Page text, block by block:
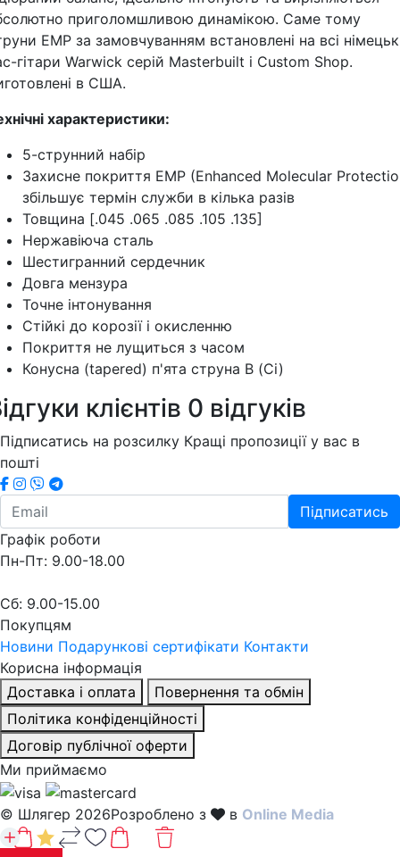
приголомшливою динамікою. Саме тому
EMP за замовчуванням встановлені на всі
гітари Warwick серій Masterbuilt і Custom Shop.
в США.
характеристики:
5-струнний набір
Захисне покриття EMP (Enhanced Molecular
збільшує термін служби в кілька разів
Товщина [.045 .065 .085 .105 .135]
Нержавіюча сталь
Шестигранний сердечник
Довга мензура
Точне інтонування
Стійкі до корозії і окисленню
Покриття не лущиться з часом
Конусна (tapered) п'ята струна В (Сі)
клієнтів 0 відгуків
Підписатись на розсилку Кращі пропозиції у вас в
пошті
Підписатись
Графік роботи
Пн-Пт: 9.00-18.00
Сб: 9.00-15.00
Покупцям
Новини Подарункові сертифікати Контакти
Корисна інформація
Доставка і оплата
Повернення та обмін
Політика конфіденційності
Договір публічної оферти
Ми приймаємо
© Шлягер 2026Розроблено з в Online Media